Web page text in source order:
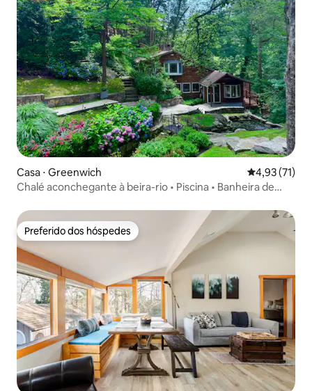
Casa ⋅ Greenwich 4,93 de uma
4,93 (71)
Chalé aconchegante à beira-rio • Piscina • Banheira de
Preferido dos hóspedes
Preferido dos hóspedes